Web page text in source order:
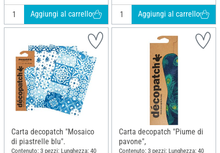
Aggiungi al carrello Aggiungi al carrello
Carta decopatch "Mosaico
di piastrelle blu".
Contenuto: 3 pezzi; Lunghezza: 40
Carta decopatch "Piume di
pavone",
Contenuto: 3 pezzi; Lunghezza: 40